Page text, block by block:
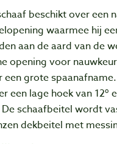
beschikt over een
waarmee hij
aan de aard van de
opening voor
een grote
een lage hoek van 12º
De schaafbeitel wordt
dekbeitel met